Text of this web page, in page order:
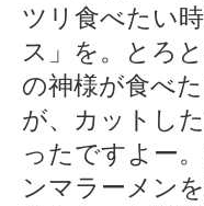
ツリ食べたい
ス」を。とろ
の神様が食べ
が、カットし
ったですよー
ンマラーメン